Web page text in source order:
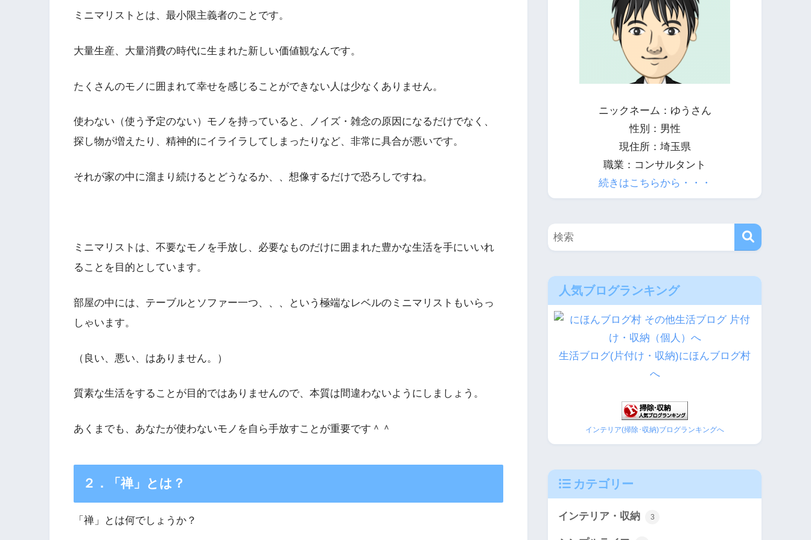
ミニマリストとは、最小限主義者のことです。
大量生産、大量消費の時代に生まれた新しい価値観なんです。
たくさんのモノに囲まれて幸せを感じることができない人は少なくありません。
使わない（使う予定のない）モノを持っていると、ノイズ・雑念の原因になるだけでなく、
探し物が増えたり、精神的にイライラしてしまったりなど、非常に具合が悪いです。
それが家の中に溜まり続けるとどうなるか、、想像するだけで恐ろしですね。
ミニマリストは、不要なモノを手放し、必要なものだけに囲まれた豊かな生活を手にいいれ
ることを目的としています。
部屋の中には、テーブルとソファー一つ、、、という極端なレベルのミニマリストもいらっ
しゃいます。
（良い、悪い、はありません。）
質素な生活をすることが目的ではありませんので、本質は間違わないようにしましょう。
あくまでも、あなたが使わないモノを自ら手放すことが重要です＾＾
２．「禅」とは？
「禅」とは何でしょうか？
ニックネーム：ゆうさん
性別：男性
現住所：埼玉県
職業：コンサルタント
続きはこちらから・・・
人気ブログランキング
生活ブログ(片付け・収納)にほんブログ村
へ
インテリア(掃除･収納)ブログランキングへ
カテゴリー
インテリア・収納 3